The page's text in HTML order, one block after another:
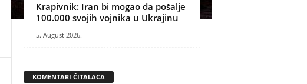
Krapivnik: Iran bi mogao da pošalje
100.000 svojih vojnika u Ukrajinu
5. August 2026.
KOMENTARI ČITALACA